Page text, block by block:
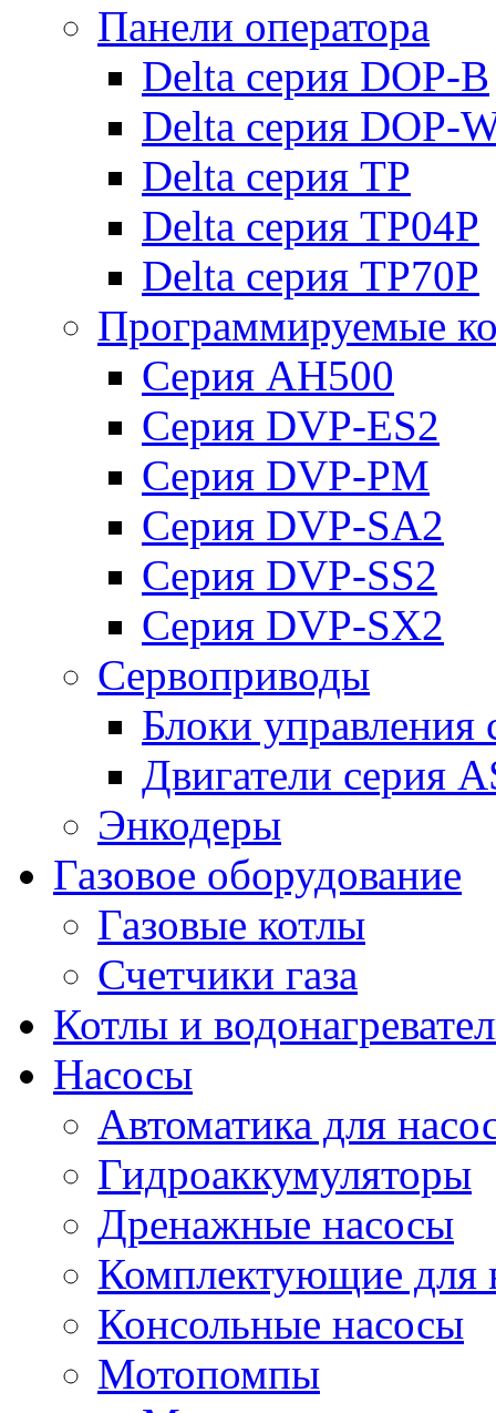
Панели оператора
Delta серия DOP-B
Delta серия DOP-
Delta серия TP
Delta серия TP04P
Delta серия TP70P
Программируемые
Серия AH500
Серия DVP-ES2
Серия DVP-PM
Серия DVP-SA2
Серия DVP-SS2
Серия DVP-SX2
Сервоприводы
Блоки
Двигатели серия
Энкодеры
Газовое оборудование
Газовые котлы
Счетчики газа
Котлы и
Насосы
Автоматика для
Гидроаккумуляторы
Дренажные насосы
Комплектующие для
Консольные насосы
Мотопомпы